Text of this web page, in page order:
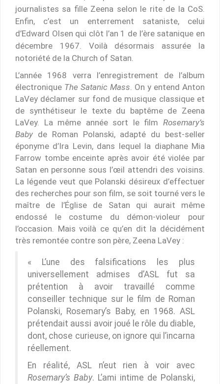
journalistes sa fille Zeena selon le rite de la CoS.
Enfin, c’est un enterrement sataniste, celui
d’Edward Olsen qui clôt l’an 1 de l’ère satanique en
décembre 1967. Voilà désormais assurée la
notoriété de la Church of Satan.
L’année 1968 verra l’enregistrement de l’album
électronique The Satanic Mass . On y entend Anton
LaVey déclamer sur fond de musique classique et
de synthétiseur le texte du baptême de Zeena
LaVey. La même année sort le film Rosemary’s
Baby de Roman Polanski, adapté du best-seller
éponyme d’Ira Levin, dans lequel la diaphane Mia
Farrow tombe enceinte après avoir été violée par
Satan en personne sous l’œil attendri des voisins.
La légende veut que Polanski désireux d’effectuer
des recherches pour son film, se soit tourné vers le
maître de l’Église de Satan qui aurait même
endossé le costume du démon-violeur pour
l’occasion. Mais voilà ce qu’en dit la décidément
très remontée contre son père, Zeena LaVey :
« L’une des falsifications les plus
universellement admises d’ASL fut sa
prétention à avoir travaillé comme
conseiller technique sur le film de Roman
Polanski, Rosemary’s Baby, en 1968. ASL
prétendait aussi avoir joué le rôle du diable,
dont, chose curieuse, on ignore qui l’incarna
réellement.
En réalité, ASL n’eut rien à voir avec
Rosemary’s Baby. L’ami intime de Polanski,